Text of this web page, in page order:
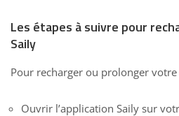
Les étapes à suivre pour
Saily
Pour recharger ou prolonger votre
Ouvrir l’application Saily sur